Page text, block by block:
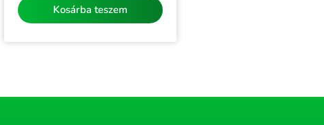
Kosárba teszem